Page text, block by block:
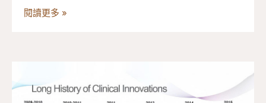
與Sandra Tai演講交流，並感謝團隊夥伴與家人，期許
閱讀更多 »